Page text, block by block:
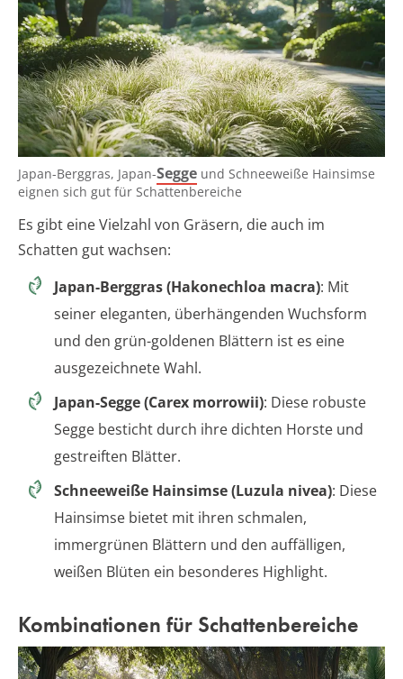
Japan-Berggras, Japan-Segge und Schneeweiße Hainsimse
eignen sich gut für Schattenbereiche
Es gibt eine Vielzahl von Gräsern, die auch im
Schatten gut wachsen:
Japan-Berggras (Hakonechloa macra): Mit
seiner eleganten, überhängenden Wuchsform
und den grün-goldenen Blättern ist es eine
ausgezeichnete Wahl.
Japan-Segge (Carex morrowii): Diese robuste
Segge besticht durch ihre dichten Horste und
gestreiften Blätter.
Schneeweiße Hainsimse (Luzula nivea): Diese
Hainsimse bietet mit ihren schmalen,
immergrünen Blättern und den auffälligen,
weißen Blüten ein besonderes Highlight.
Kombinationen für Schattenbereiche